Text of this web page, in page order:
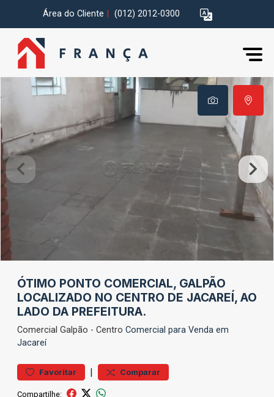
Área do Cliente (012) 2012-0300
ÓTIMO PONTO COMERCIAL, GALPÃO
LOCALIZADO NO CENTRO DE JACAREÍ, AO
LADO DA PREFEITURA.
Comercial Galpão - Centro Comercial para Venda em
Jacareí
Favoritar | Comparar
Compartilhe: